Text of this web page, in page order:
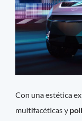
Con una estética
multifacéticas y